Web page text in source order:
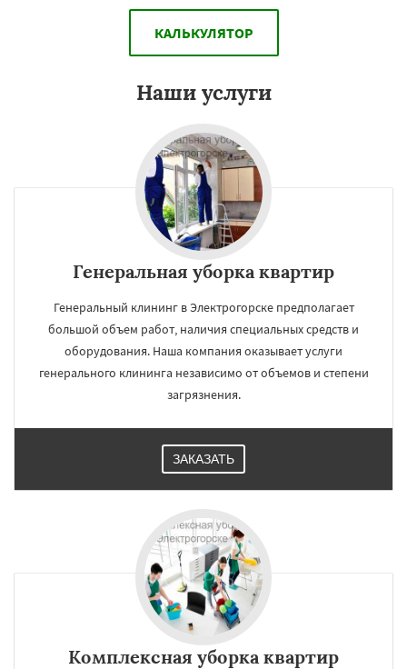
КАЛЬКУЛЯТОР
Наши услуги
Генеральная уборка квартир
Генеральный клининг в Электрогорске предполагает
большой объем работ, наличия специальных средств и
оборудования. Наша компания оказывает услуги
генерального клининга независимо от объемов и степени
загрязнения.
ЗАКАЗАТЬ
Комплексная уборка квартир